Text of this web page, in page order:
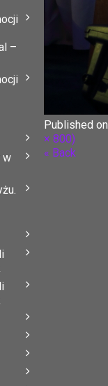
Published on
× 800)
« Back
–
w